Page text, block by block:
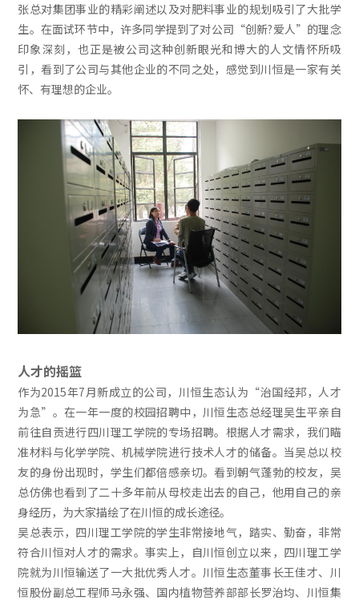
张总对集团事业的精彩阐述以及对肥料事业的规划吸引了大批学
生。在面试环节中，许多同学提到了对公司“创新?爱人”的理念
印象深刻，也正是被公司这种创新眼光和博大的人文情怀所吸
引，看到了公司与其他企业的不同之处，感觉到川恒是一家有关
怀、有理想的企业。
人才的摇篮
作为2015年7月新成立的公司，川恒生态认为“治国经邦，人才
为急”。在一年一度的校园招聘中，川恒生态总经理吴生平亲自
前往自贡进行四川理工学院的专场招聘。根据人才需求，我们瞄
准材料与化学学院、机械学院进行技术人才的储备。当吴总以校
友的身份出现时，学生们都倍感亲切。看到朝气蓬勃的校友，吴
总仿佛也看到了二十多年前从母校走出去的自己，他用自己的亲
身经历，为大家描绘了在川恒的成长途径。
吴总表示，四川理工学院的学生非常接地气，踏实、勤奋，非常
符合川恒对人才的需求。事实上，自川恒创立以来，四川理工学
院就为川恒输送了一大批优秀人才。川恒生态董事长王佳才、川
恒股份副总工程师马永强、国内植物营养部部长罗治均、川恒集